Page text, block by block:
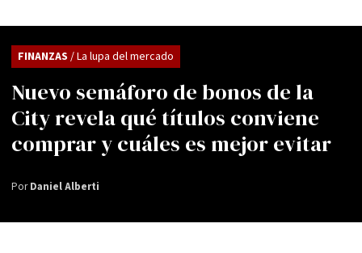
Nuevo semáforo de bonos de la
City revela qué títulos conviene
comprar y cuáles es mejor evitar
FINANZAS / La lupa del mercado
PorDaniel Alberti